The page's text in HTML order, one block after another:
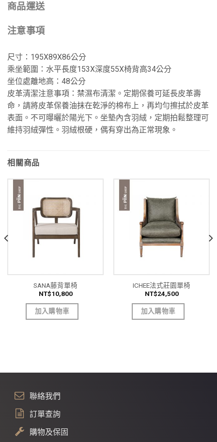
商品運送
注意事項
尺寸：195X89X86公分
乘坐範圍：水平長度153X深度55X椅背高34公分
坐位處離地高：48公分
皮革清潔注意事項：禁濕布清潔。定期保養可延長皮革壽
命，請將皮革保養油抹在乾淨的棉布上，再均勻擦拭於皮革
表面。不可曝曬於陽光下。坐墊內含羽絨，定期拍鬆整理可
維持羽絨彈性。羽絨根硬，偶有穿出為正常現象。
相關商品
SANA藤背單椅
NT$10,800
加入購物車
ICHEE法式莊園單椅
NT$24,500
加入購物車
聯絡我們
訂單查詢
購物及保固